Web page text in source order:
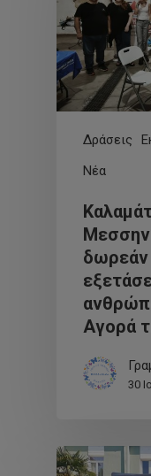
Δράσεις
Νέα
δωρεάν
Αγορά
30